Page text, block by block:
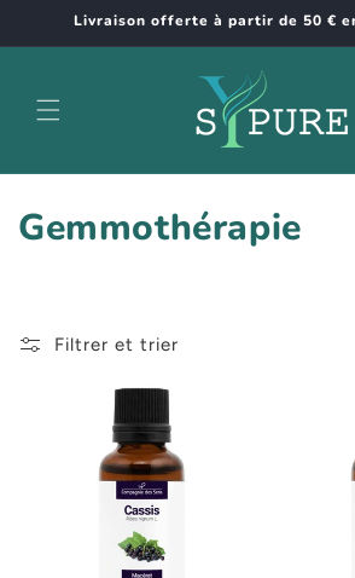
passer
au
Livraison offerte à partir de 50 €
C
Gemmothérapie
Filtrer et trier